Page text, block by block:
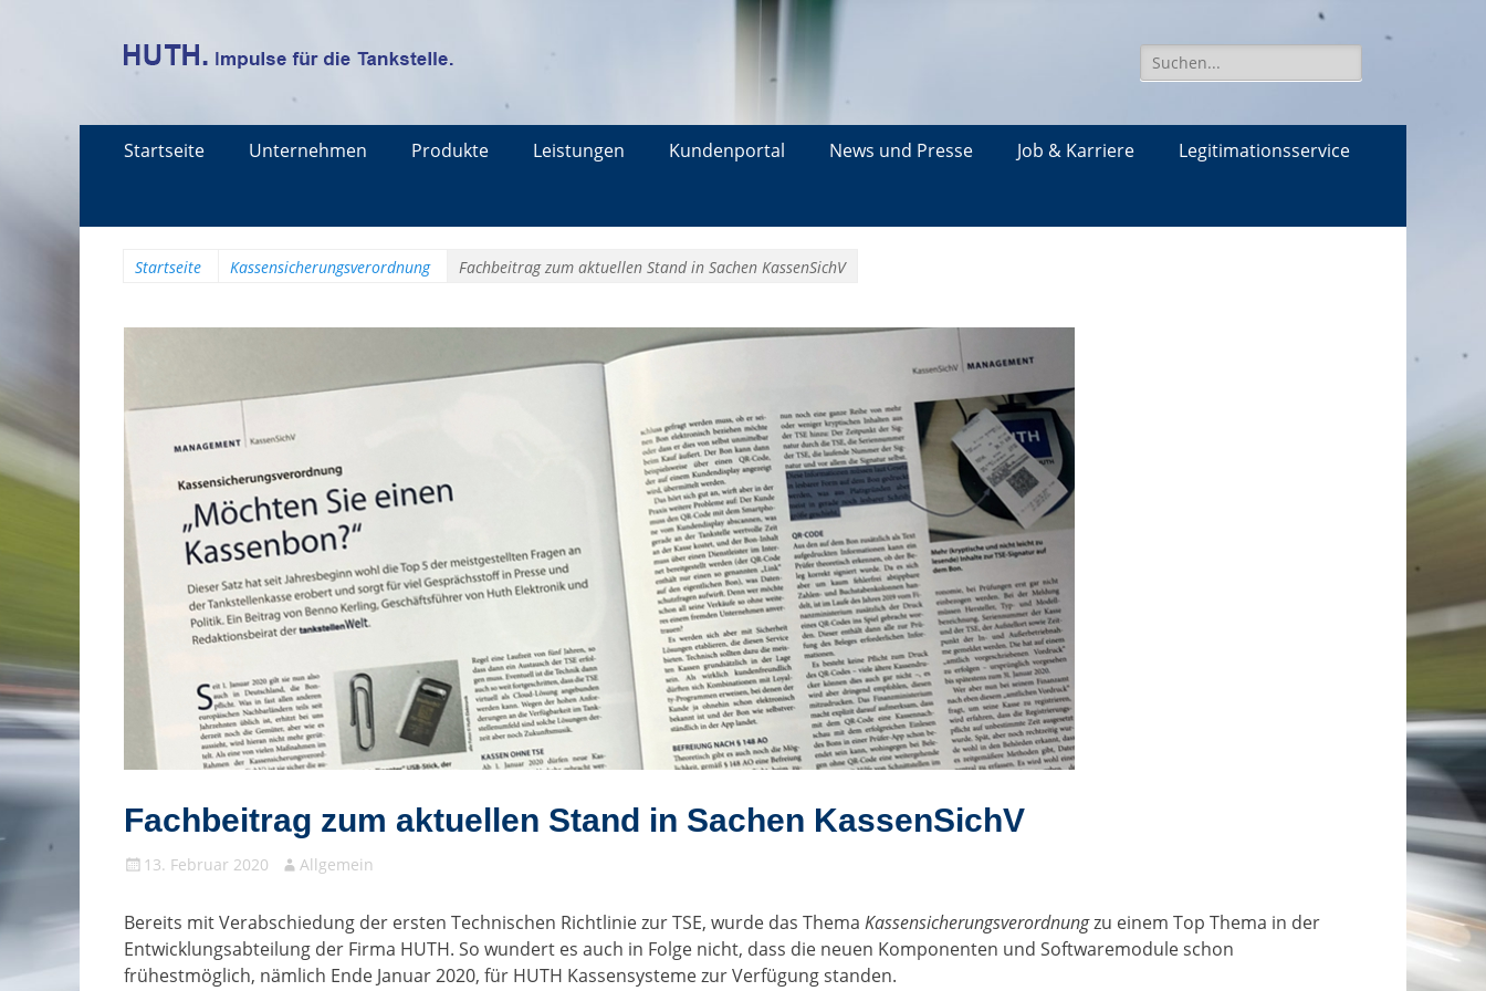
Suche
für:
Menü
Inhalt:
Startseite Unternehmen Produkte Leistungen Kundenportal News und Presse Job & Karriere Legitimationsservice
Startseite Kassensicherungsverordnung Fachbeitrag zum aktuellen Stand in Sachen KassenSichV
Fachbeitrag zum aktuellen Stand in Sachen KassenSichV
Gepostet
13. Februar 2020 AutorAllgemein
Bereits mit Verabschiedung der ersten Technischen Richtlinie zur TSE, wurde das Thema Kassensicherungsverordnungzu einem Top Thema in der
Entwicklungsabteilung der Firma HUTH. So wundert es auch in Folge nicht, dass die neuen Komponenten und Softwaremodule schon
frühestmöglich, nämlich Ende Januar 2020, für HUTH Kassensysteme zur Verfügung standen.